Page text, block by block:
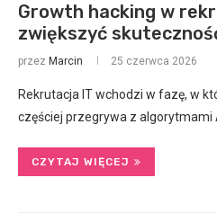
Growth hacking w
zwiększyć
przez Marcin 25 czerwca 2026
Rekrutacja IT wchodzi w fazę, w
częściej przegrywa z algorytmami
CZYTAJ WIĘCEJ